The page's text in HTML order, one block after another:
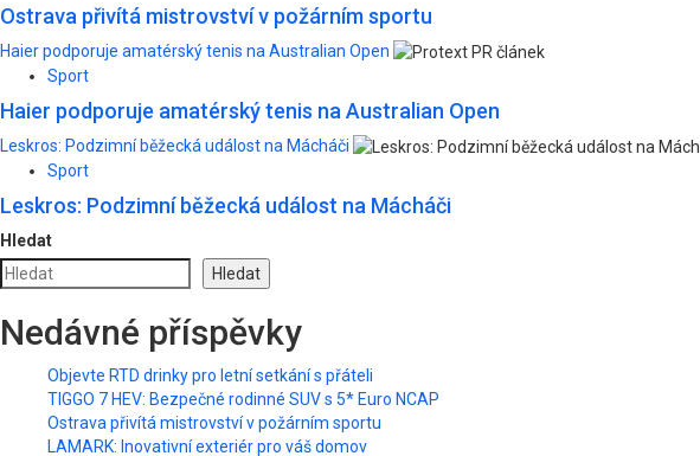
Ostrava přivítá mistrovství v požárním sportu
Haier podporuje amatérský tenis na Australian Open
Sport
Haier podporuje amatérský tenis na Australian Open
Leskros: Podzimní běžecká událost na Mácháči
Sport
Leskros: Podzimní běžecká událost na Mácháči
Hledat
Hledat
Nedávné příspěvky
Objevte RTD drinky pro letní setkání s přáteli
TIGGO 7 HEV: Bezpečné rodinné SUV s 5* Euro NCAP
Ostrava přivítá mistrovství v požárním sportu
LAMARK: Inovativní exteriér pro váš domov